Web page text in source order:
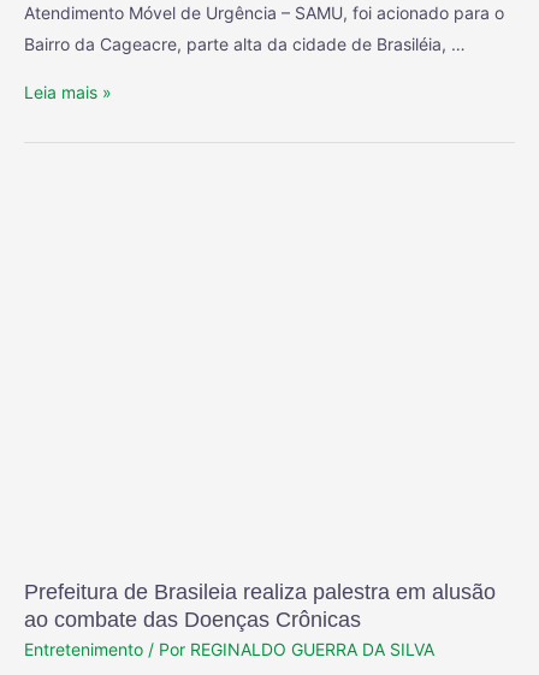
Atendimento Móvel de Urgência – SAMU, foi acionado para o
Bairro da Cageacre, parte alta da cidade de Brasiléia, …
Leia mais »
Prefeitura de Brasileia realiza palestra em alusão
ao combate das Doenças Crônicas
Entretenimento / Por REGINALDO GUERRA DA SILVA